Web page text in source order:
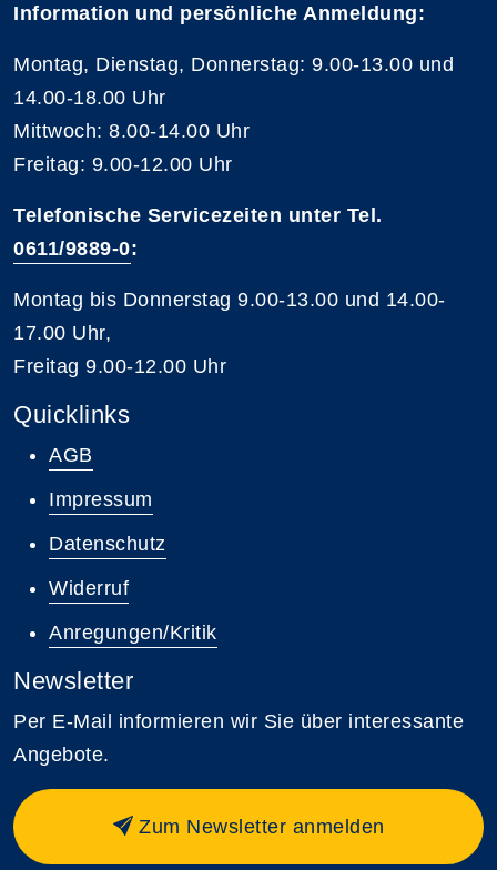
Information und persönliche Anmeldung:
Montag, Dienstag, Donnerstag: 9.00-13.00 und
14.00-18.00 Uhr
Mittwoch: 8.00-14.00 Uhr
Freitag: 9.00-12.00 Uhr
Telefonische Servicezeiten unter Tel.
0611/9889-0:
Montag bis Donnerstag 9.00-13.00 und 14.00-
17.00 Uhr,
Freitag 9.00-12.00 Uhr
Quicklinks
AGB
Impressum
Datenschutz
Widerruf
Anregungen/Kritik
Newsletter
Per E-Mail informieren wir Sie über interessante
Angebote.
Zum Newsletter anmelden